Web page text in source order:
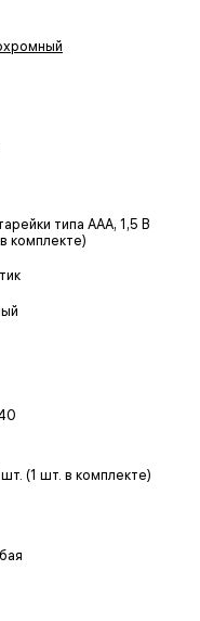
типа ААА, 1,5 В
комплекте)
(1 шт. в комплекте)